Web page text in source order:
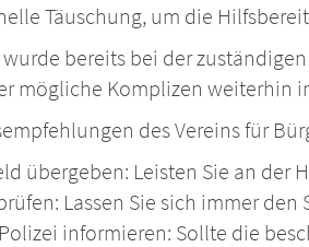
Täuschung, um die
wurde bereits bei der
mögliche Komplizen weiterhin
des Vereins für
übergeben: Leisten Sie an
Lassen Sie sich immer
informieren: Sollte die